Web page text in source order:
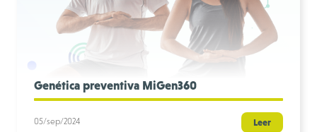
Genética preventiva MiGen360
05/sep/2024 Leer